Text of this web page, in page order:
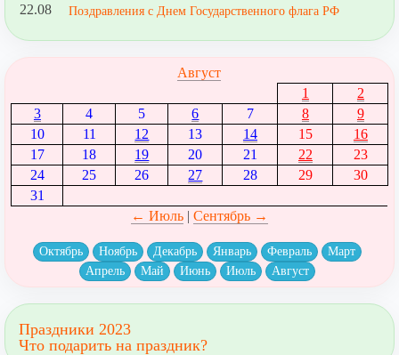
22.08 Поздравления с Днем Государственного флага РФ
Август
1
2
3
4 5 6 7 8
9
10
11 12 13 14 15
16
17
18 19 20 21 22
23
24
25 26 27 28 29
30
31
← Июль| Сентябрь →
Октябрь Ноябрь Декабрь Январь Февраль
Март
Апрель
Май Июнь Июль Август
Праздники 2023
Что подарить на праздник?